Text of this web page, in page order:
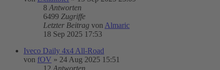
8 Antworten
6499 Zugriffe
Letzter Beitrag von Almaric
18 Sep 2025 17:53
Iveco Daily 4x4 All-Road
von fOV » 24 Aug 2025 15:51
12 Antworten